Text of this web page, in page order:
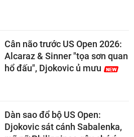
Cân não trước US Open 2026:
Alcaraz & Sinner "tọa sơn quan
hổ đấu", Djokovic ủ mưu
Dàn sao đổ bộ US Open:
Djokovic sát cánh Sabalenka,